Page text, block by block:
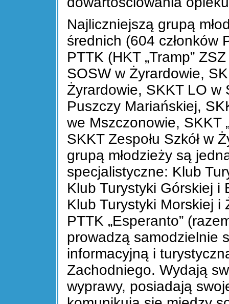
Najliczniejszą grupą
średnich (604 członków
PTTK (HKT „Tramp”
SOSW w Żyrardowie,
Żyrardowie, SKKT LO w
Puszczy Mariańskiej,
we Mszczonowie, SKKT
SKKT Zespołu Szkół w
grupą młodzieży są
specjalistyczne: Klub
Klub Turystyki Górskiej i
Klub Turystyki Morskiej i
PTTK „Esperanto”
prowadzą samodzielnie
informacyjną i
Zachodniego. Wydają
wyprawy, posiadają